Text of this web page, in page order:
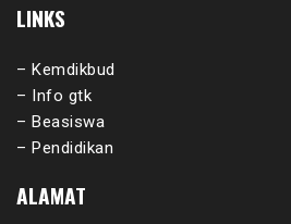
LINKS
– Kemdikbud
– Info gtk
– Beasiswa
– Pendidikan
ALAMAT